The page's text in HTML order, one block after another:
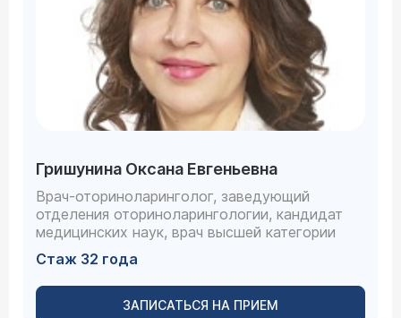
Гришунина Оксана Евгеньевна
Врач-оториноларинголог, заведующий
отделения оториноларингологии, кандидат
медицинских наук, врач высшей категории
Стаж 32 года
ЗАПИСАТЬСЯ НА ПРИЕМ